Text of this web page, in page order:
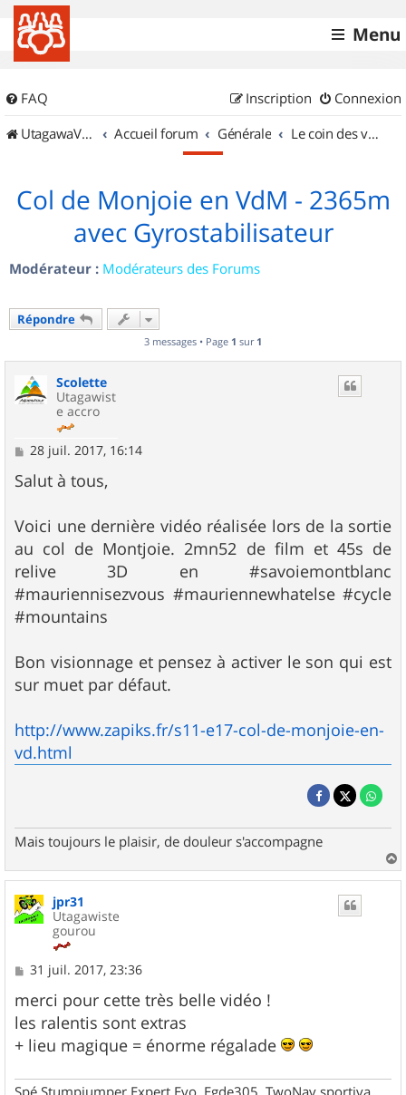
Menu
FAQ Connexion
Inscription
UtagawaVTT (Randos VTT et VTTAE avec traces GPS)
Accueil forum Générale Le coin des vidéastes
Col de Monjoie en VdM - 2365m
avec Gyrostabilisateur
Modérateur : Modérateurs des Forums
Répondre
3 messages • Page 1 sur 1
Scolette
Utagawist
e accro
M
s
s
g
e
28 juil. 2017, 16:14
Salut à tous,
Voici une dernière vidéo réalisée lors de la sortie
au col de Montjoie. 2mn52 de film et 45s de
relive 3D en #savoiemontblanc
#mauriennisezvous #mauriennewhatelse #cycle
#mountains
Bon visionnage et pensez à activer le son qui est
sur muet par défaut.
http://www.zapiks.fr/s11-e17-col-de-monjoie-en-
vd.html
Mais toujours le plaisir, de douleur s'accompagne
a
u
jpr31
Utagawiste
gourou
M
s
s
a
g
e
31 juil. 2017, 23:36
merci pour cette très belle vidéo !
les ralentis sont extras
+ lieu magique = énorme régalade